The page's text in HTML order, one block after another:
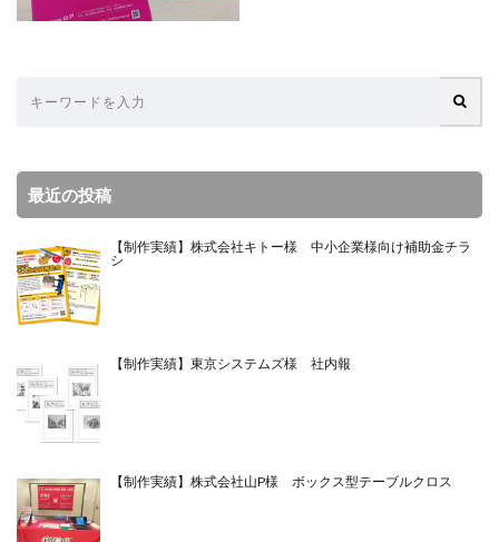
最近の投稿
【制作実績】株式会社キトー様 中小企業様向け補助金チラ
シ
【制作実績】東京システムズ様 社内報
【制作実績】株式会社山P様 ボックス型テーブルクロス